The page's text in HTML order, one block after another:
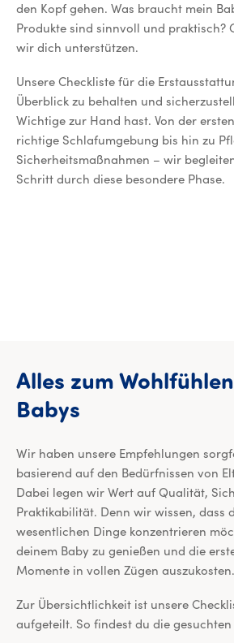
den Kopf gehen. Was braucht mein
Produkte sind sinnvoll und praktisch?
wir dich unterstützen.
Unsere Checkliste für die
Überblick zu behalten und
Wichtige zur Hand hast. Von der
richtige Schlafumgebung bis hin zu
Sicherheitsmaßnahmen – wir
Schritt durch diese besondere Phase.
Alles zum Wohlfühlen
BabysAlles zum
Wir haben unsere Empfehlungen
basierend auf den Bedürfnissen von
Dabei legen wir Wert auf Qualität,
Praktikabilität. Denn wir wissen, dass
wesentlichen Dinge konzentrieren
deinem Baby zu genießen und die
Momente in vollen Zügen auszukosten.
Zur Übersichtlichkeit ist unsere
aufgeteilt. So findest du die gesuchten